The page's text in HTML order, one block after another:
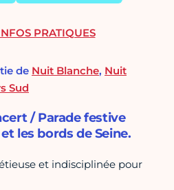
de Nuit Blanche, Nuit
Sud
/ Parade festive
les bords de Seine.
et indisciplinée pour
PRATIQUES